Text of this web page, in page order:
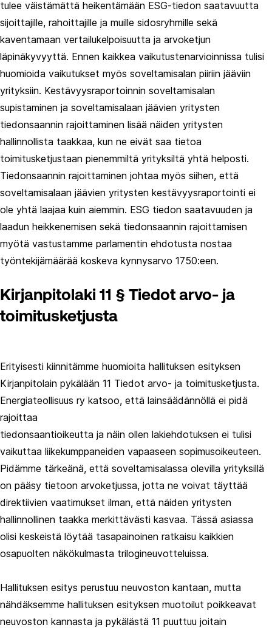
tulee väistämättä heikentämään ESG-tiedon saatavuutta
sijoittajille, rahoittajille ja muille sidosryhmille sekä
kaventamaan vertailukelpoisuutta ja arvoketjun
läpinäkyvyyttä. Ennen kaikkea vaikutustenarvioinnissa tulisi
huomioida vaikutukset myös soveltamisalan piiriin jääviin
yrityksiin. Kestävyysraportoinnin soveltamisalan
supistaminen ja soveltamisalaan jäävien yritysten
tiedonsaannin rajoittaminen lisää näiden yritysten
hallinnollista taakkaa, kun ne eivät saa tietoa
toimitusketjustaan pienemmiltä yrityksiltä yhtä helposti.
Tiedonsaannin rajoittaminen johtaa myös siihen, että
soveltamisalaan jäävien yritysten kestävyysraportointi ei
ole yhtä laajaa kuin aiemmin. ESG tiedon saatavuuden ja
laadun heikkenemisen sekä tiedonsaannin rajoittamisen
myötä vastustamme parlamentin ehdotusta nostaa
työntekijämäärää koskeva kynnysarvo 1750:een.
Kirjanpitolaki 11 § Tiedot arvo- ja
toimitusketjusta
Erityisesti kiinnitämme huomioita hallituksen esityksen
Kirjanpitolain pykälään 11 Tiedot arvo- ja toimitusketjusta.
Energiateollisuus ry katsoo, että lainsäädännöllä ei pidä
rajoittaa
tiedonsaantioikeutta ja näin ollen lakiehdotuksen ei tulisi
vaikuttaa liikekumppaneiden vapaaseen sopimusoikeuteen.
Pidämme tärkeänä, että soveltamisalassa olevilla yrityksillä
on pääsy tietoon arvoketjussa, jotta ne voivat täyttää
direktiivien vaatimukset ilman, että näiden yritysten
hallinnollinen taakka merkittävästi kasvaa. Tässä asiassa
olisi keskeistä löytää tasapainoinen ratkaisu kaikkien
osapuolten näkökulmasta trilogineuvotteluissa.
Hallituksen esitys perustuu neuvoston kantaan, mutta
nähdäksemme hallituksen esityksen muotoilut poikkeavat
neuvoston kannasta ja pykälästä 11 puuttuu joitain